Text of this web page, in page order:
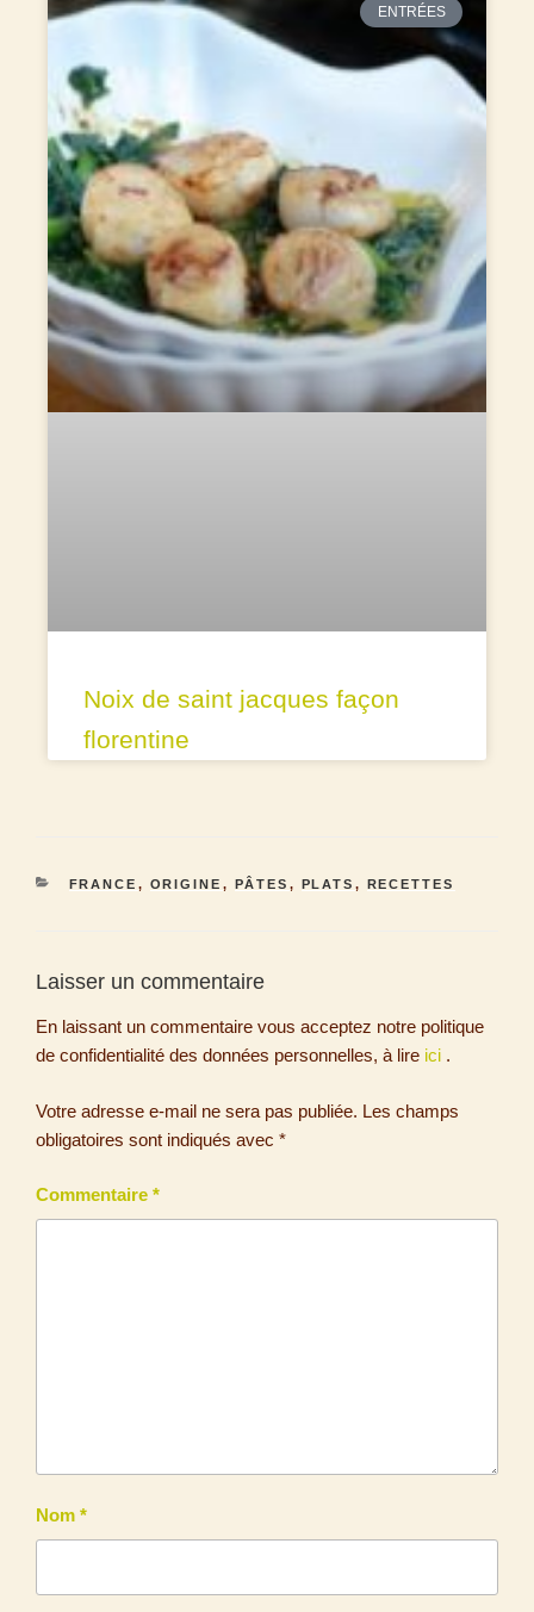
ENTRÉES
Noix de saint jacques façon
florentine
FRANCE , ORIGINE , PÂTES , PLATS , RECETTES
Laisser un commentaire
En laissant un commentaire vous acceptez notre politique
de confidentialité des données personnelles, à lire ici .
Votre adresse e-mail ne sera pas publiée. Les champs
obligatoires sont indiqués avec *
Commentaire *
Nom *